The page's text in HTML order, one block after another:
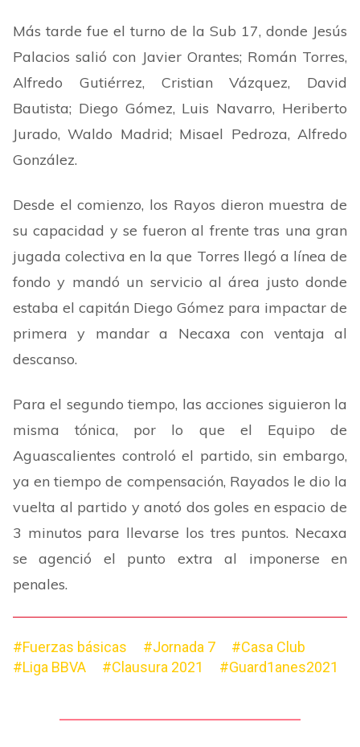
Más tarde fue el turno de la Sub 17, donde Jesús
Palacios salió con Javier Orantes; Román Torres,
Alfredo Gutiérrez, Cristian Vázquez, David
Bautista; Diego Gómez, Luis Navarro, Heriberto
Jurado, Waldo Madrid; Misael Pedroza, Alfredo
González.
Desde el comienzo, los Rayos dieron muestra de
su capacidad y se fueron al frente tras una gran
jugada colectiva en la que Torres llegó a línea de
fondo y mandó un servicio al área justo donde
estaba el capitán Diego Gómez para impactar de
primera y mandar a Necaxa con ventaja al
descanso.
Para el segundo tiempo, las acciones siguieron la
misma tónica, por lo que el Equipo de
Aguascalientes controló el partido, sin embargo,
ya en tiempo de compensación, Rayados le dio la
vuelta al partido y anotó dos goles en espacio de
3 minutos para llevarse los tres puntos. Necaxa
se agenció el punto extra al imponerse en
penales.
#Fuerzas básicas #Jornada 7
#Casa Club
#Liga BBVA
#Clausura 2021 #Guard1anes2021